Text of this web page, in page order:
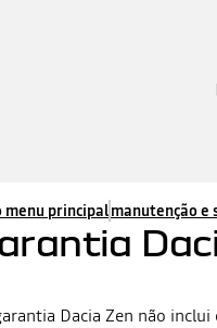
principalmanutenção e
Dacia Zen não inclui